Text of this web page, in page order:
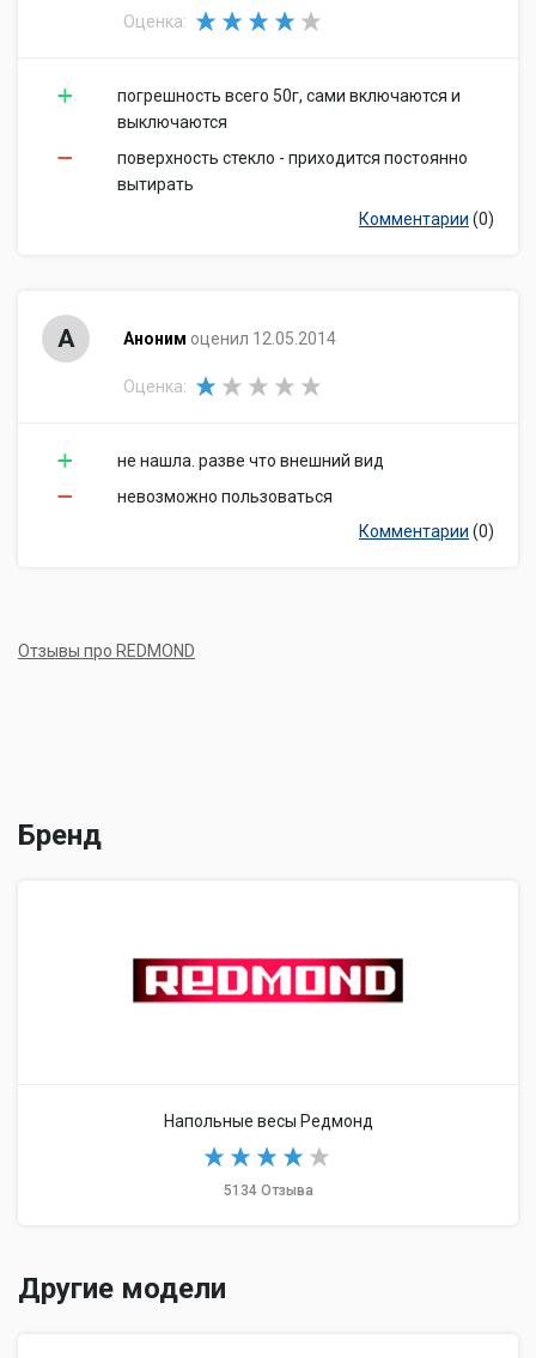
Оценка:
погрешность всего 50г, сами включаются и
выключаются
поверхность стекло - приходится постоянно
вытирать
Комментарии (0)
А Аноним оценил 12.05.2014
Оценка:
не нашла. разве что внешний вид
невозможно пользоваться
Комментарии (0)
Отзывы про REDMOND
Бренд
Напольные весы Редмонд
5134 Отзыва
Другие модели